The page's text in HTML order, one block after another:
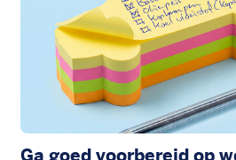
Ga goed voorbereid op